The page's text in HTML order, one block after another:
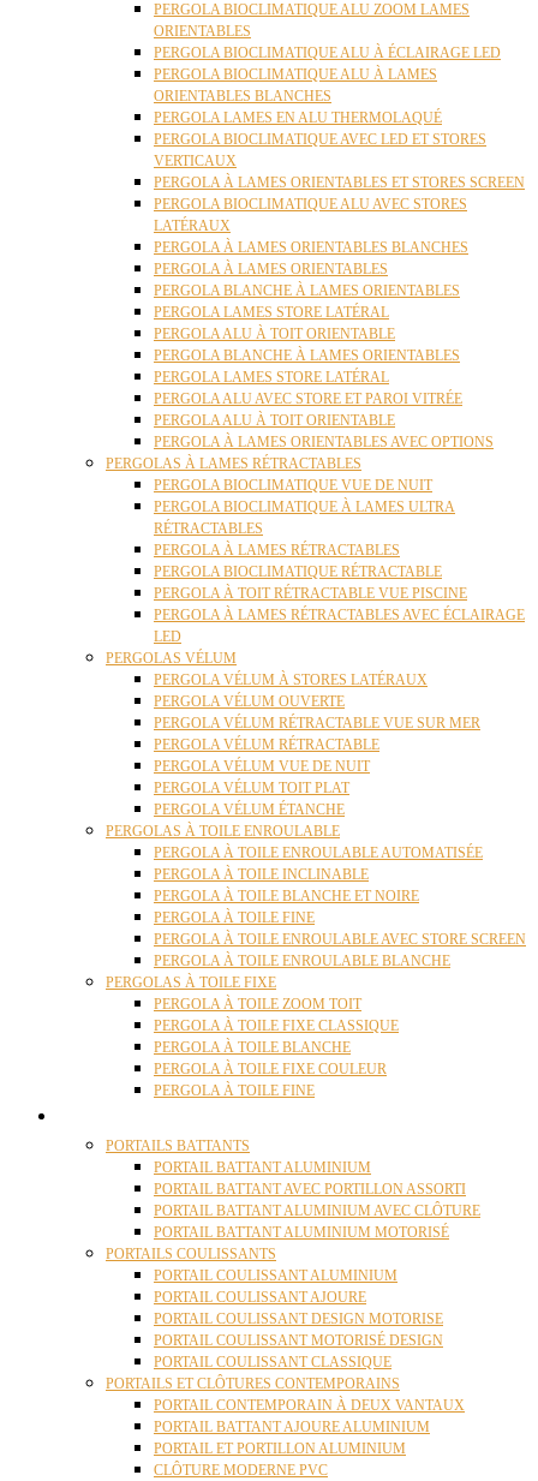
PERGOLA BIOCLIMATIQUE ALU ZOOM LAMES
ORIENTABLES
PERGOLA BIOCLIMATIQUE ALU À ÉCLAIRAGE LED
PERGOLA BIOCLIMATIQUE ALU À LAMES
ORIENTABLES BLANCHES
PERGOLA LAMES EN ALU THERMOLAQUÉ
PERGOLA BIOCLIMATIQUE AVEC LED ET STORES
VERTICAUX
PERGOLA À LAMES ORIENTABLES ET STORES SCREEN
PERGOLA BIOCLIMATIQUE ALU AVEC STORES
LATÉRAUX
PERGOLA À LAMES ORIENTABLES BLANCHES
PERGOLA À LAMES ORIENTABLES
PERGOLA BLANCHE À LAMES ORIENTABLES
PERGOLA LAMES STORE LATÉRAL
PERGOLA ALU À TOIT ORIENTABLE
PERGOLA BLANCHE À LAMES ORIENTABLES
PERGOLA LAMES STORE LATÉRAL
PERGOLA ALU AVEC STORE ET PAROI VITRÉE
PERGOLA ALU À TOIT ORIENTABLE
PERGOLA À LAMES ORIENTABLES AVEC OPTIONS
PERGOLAS À LAMES RÉTRACTABLES
PERGOLA BIOCLIMATIQUE VUE DE NUIT
PERGOLA BIOCLIMATIQUE À LAMES ULTRA
RÉTRACTABLES
PERGOLA À LAMES RÉTRACTABLES
PERGOLA BIOCLIMATIQUE RÉTRACTABLE
PERGOLA À TOIT RÉTRACTABLE VUE PISCINE
PERGOLA À LAMES RÉTRACTABLES AVEC ÉCLAIRAGE
LED
PERGOLAS VÉLUM
PERGOLA VÉLUM À STORES LATÉRAUX
PERGOLA VÉLUM OUVERTE
PERGOLA VÉLUM RÉTRACTABLE VUE SUR MER
PERGOLA VÉLUM RÉTRACTABLE
PERGOLA VÉLUM VUE DE NUIT
PERGOLA VÉLUM TOIT PLAT
PERGOLA VÉLUM ÉTANCHE
PERGOLAS À TOILE ENROULABLE
PERGOLA À TOILE ENROULABLE AUTOMATISÉE
PERGOLA À TOILE INCLINABLE
PERGOLA À TOILE BLANCHE ET NOIRE
PERGOLA À TOILE FINE
PERGOLA À TOILE ENROULABLE AVEC STORE SCREEN
PERGOLA À TOILE ENROULABLE BLANCHE
PERGOLAS À TOILE FIXE
PERGOLA À TOILE ZOOM TOIT
PERGOLA À TOILE FIXE CLASSIQUE
PERGOLA À TOILE BLANCHE
PERGOLA À TOILE FIXE COULEUR
PERGOLA À TOILE FINE
PORTAILS BATTANTS
PORTAIL BATTANT ALUMINIUM
PORTAIL BATTANT AVEC PORTILLON ASSORTI
PORTAIL BATTANT ALUMINIUM AVEC CLÔTURE
PORTAIL BATTANT ALUMINIUM MOTORISÉ
PORTAILS COULISSANTS
PORTAIL COULISSANT ALUMINIUM
PORTAIL COULISSANT AJOURE
PORTAIL COULISSANT DESIGN MOTORISE
PORTAIL COULISSANT MOTORISÉ DESIGN
PORTAIL COULISSANT CLASSIQUE
PORTAILS ET CLÔTURES CONTEMPORAINS
PORTAIL CONTEMPORAIN À DEUX VANTAUX
PORTAIL BATTANT AJOURE ALUMINIUM
PORTAIL ET PORTILLON ALUMINIUM
CLÔTURE MODERNE PVC